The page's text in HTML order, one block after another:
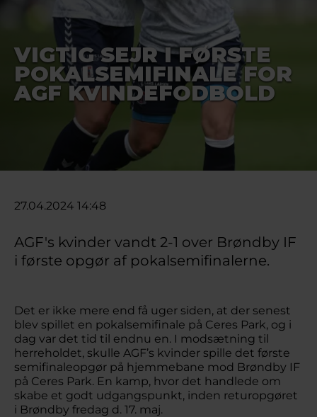
VIGTIG SEJR I FØRSTE
POKALSEMIFINALE FOR
AGF KVINDEFODBOLD
27.04.2024 14:48
AGF's kvinder vandt 2-1 over Brøndby IF
i første opgør af pokalsemifinalerne.
Det er ikke mere end få uger siden, at der senest
blev spillet en pokalsemifinale på Ceres Park, og i
dag var det tid til endnu en. I modsætning til
herreholdet, skulle AGF’s kvinder spille det første
semifinaleopgør på hjemmebane mod Brøndby IF
på Ceres Park. En kamp, hvor det handlede om
skabe et godt udgangspunkt, inden returopgøret
i Brøndby fredag d. 17. maj.